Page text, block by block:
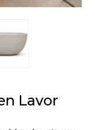
Lavor